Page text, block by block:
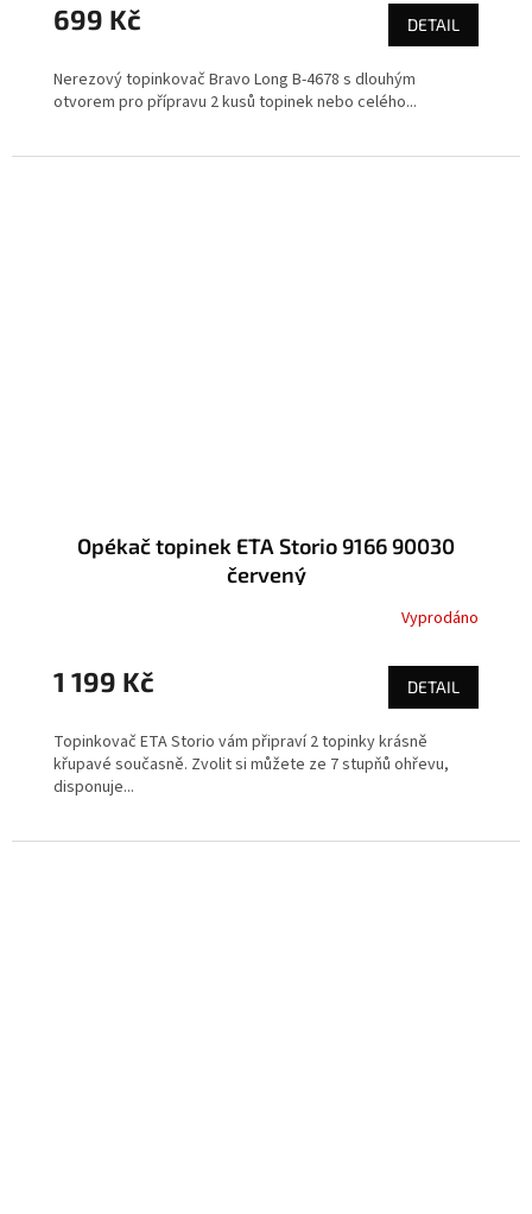
699 Kč DETAIL
Nerezový topinkovač Bravo Long B-4678 s dlouhým
otvorem pro přípravu 2 kusů topinek nebo celého...
Opékač topinek ETA Storio 9166 90030
červený
Vyprodáno
1 199 Kč DETAIL
Topinkovač ETA Storio vám připraví 2 topinky krásně
křupavé současně. Zvolit si můžete ze 7 stupňů ohřevu,
disponuje...